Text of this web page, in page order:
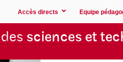
Accès directs Equipe
sciences et